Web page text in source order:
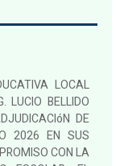
LOCAL
LUCIO BELLIDO
DE
2026 EN SUS
CON LA